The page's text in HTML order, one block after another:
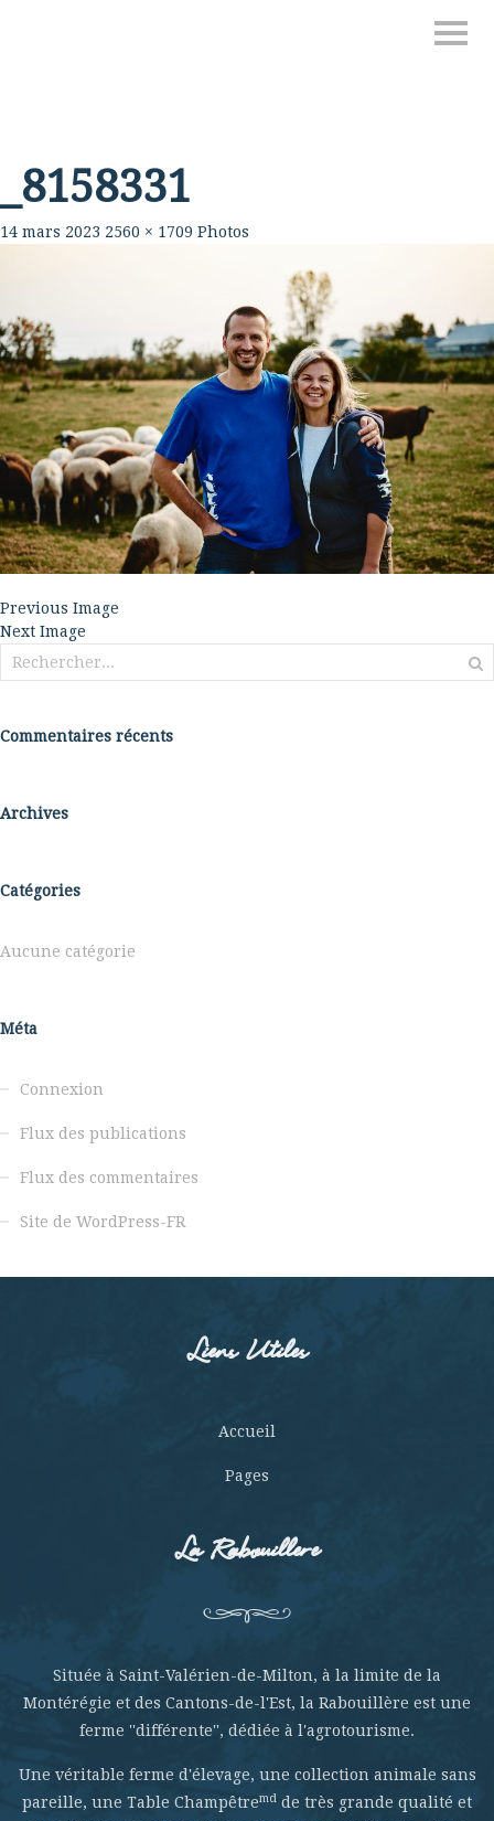
_8158331
14 mars 2023 2560 × 1709 Photos
Previous Image
Next Image
Rechercher :
Commentaires récents
Archives
Catégories
Aucune catégorie
Méta
Connexion
Flux des publications
Flux des commentaires
Site de WordPress-FR
Liens Utiles
Accueil
Pages
La Rabouillere
Située à Saint-Valérien-de-Milton, à la limite de la
Montérégie et des Cantons-de-l'Est, la Rabouillère est une
ferme ''différente'', dédiée à l'agrotourisme.
Une véritable ferme d'élevage, une collection animale sans
pareille, une Table Champêtremd de très grande qualité et